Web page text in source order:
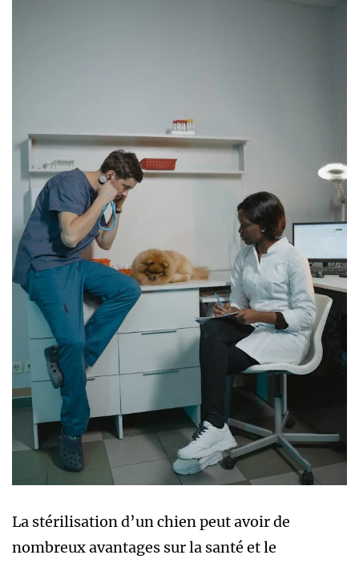
La stérilisation d’un chien peut avoir de
nombreux avantages sur la santé et le